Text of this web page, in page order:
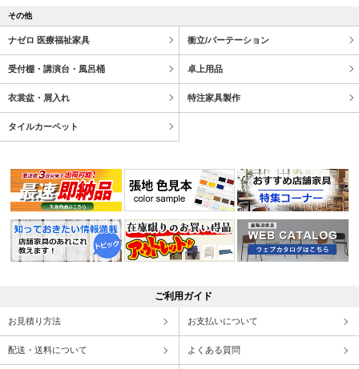
その他
ナゼロ 医療福祉家具 衝立/パーテーション
受付棚・講演台・風呂桶 卓上用品
衣裳盆・屑入れ 特注家具製作
タイルカーペット
ご利用ガイド
お見積り方法 お支払いについて
配送・送料について よくある質問